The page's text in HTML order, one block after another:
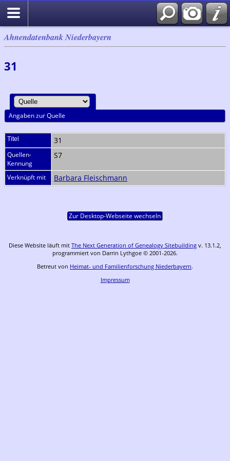
Ahnendatenbank Niederbayern
31
Angaben zur Quelle
Titel 31
Quellen-
Kennung
S7
Verknüpft mit Barbara Fleischmann
Zur Desktop-Webseite wechseln
Diese Website läuft mit The Next Generation of Genealogy Sitebuilding v. 13.1.2,
programmiert von Darrin Lythgoe © 2001-2026.
Betreut von Heimat- und Familienforschung Niederbayern.
Impressum